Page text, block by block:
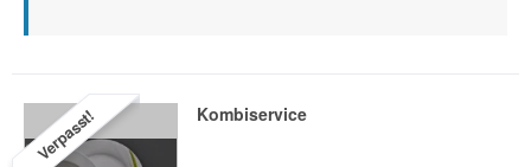
Verpasst! Kombiservice